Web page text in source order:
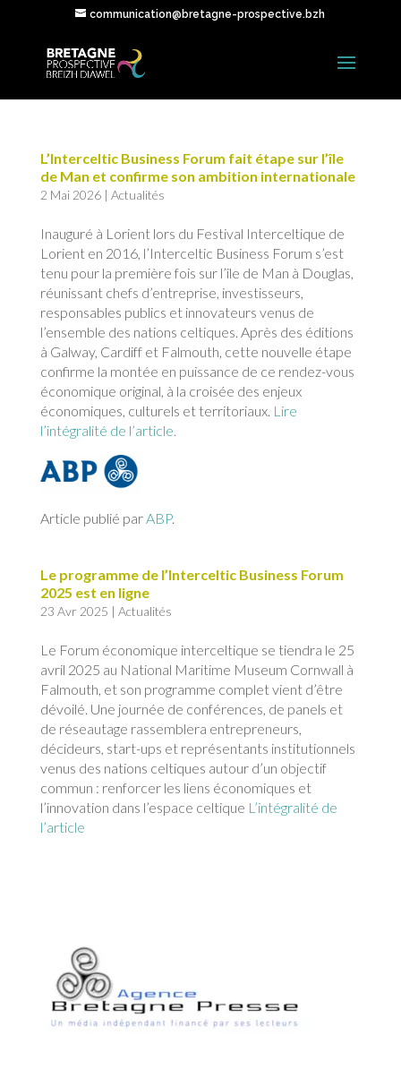
communication@bretagne-prospective.bzh
L’Interceltic Business Forum fait étape sur l’île
de Man et confirme son ambition internationale
2 Mai 2026| Actualités
Inauguré à Lorient lors du Festival Interceltique de
Lorient en 2016, l’Interceltic Business Forum s’est
tenu pour la première fois sur l’île de Man à Douglas,
réunissant chefs d’entreprise, investisseurs,
responsables publics et innovateurs venus de
l’ensemble des nations celtiques. Après des éditions
à Galway, Cardiff et Falmouth, cette nouvelle étape
confirme la montée en puissance de ce rendez-vous
économique original, à la croisée des enjeux
économiques, culturels et territoriaux. Lire
l’intégralité de l’article.
Article publié parABP.
Le programme de l’Interceltic Business Forum
2025 est en ligne
23 Avr 2025 | Actualités
Le Forum économique interceltique se tiendra le 25
avril 2025 au National Maritime Museum Cornwall à
Falmouth, et son programme complet vient d’être
dévoilé. Une journée de conférences, de panels et
de réseautage rassemblera entrepreneurs,
décideurs, start-ups et représentants institutionnels
venus des nations celtiques autour d’un objectif
commun : renforcer les liens économiques et
l’innovation dans l’espace celtique L’intégralité de
l’article